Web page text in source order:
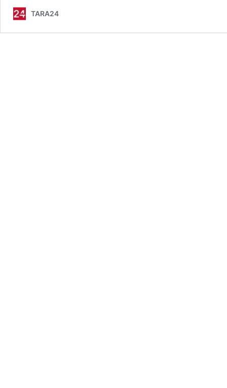
TARA24